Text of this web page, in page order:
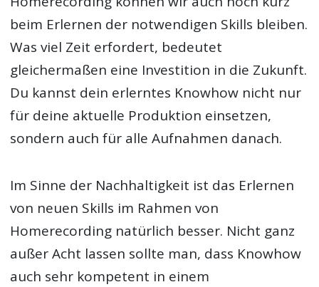
beim Erlernen der notwendigen Skills bleiben.
Was viel Zeit erfordert, bedeutet
gleichermaßen eine Investition in die Zukunft.
Du kannst dein erlerntes Knowhow nicht nur
für deine aktuelle Produktion einsetzen,
sondern auch für alle Aufnahmen danach.
Im Sinne der Nachhaltigkeit ist das Erlernen
von neuen Skills im Rahmen von
Homerecording natürlich besser. Nicht ganz
außer Acht lassen sollte man, dass Knowhow
auch sehr kompetent in einem